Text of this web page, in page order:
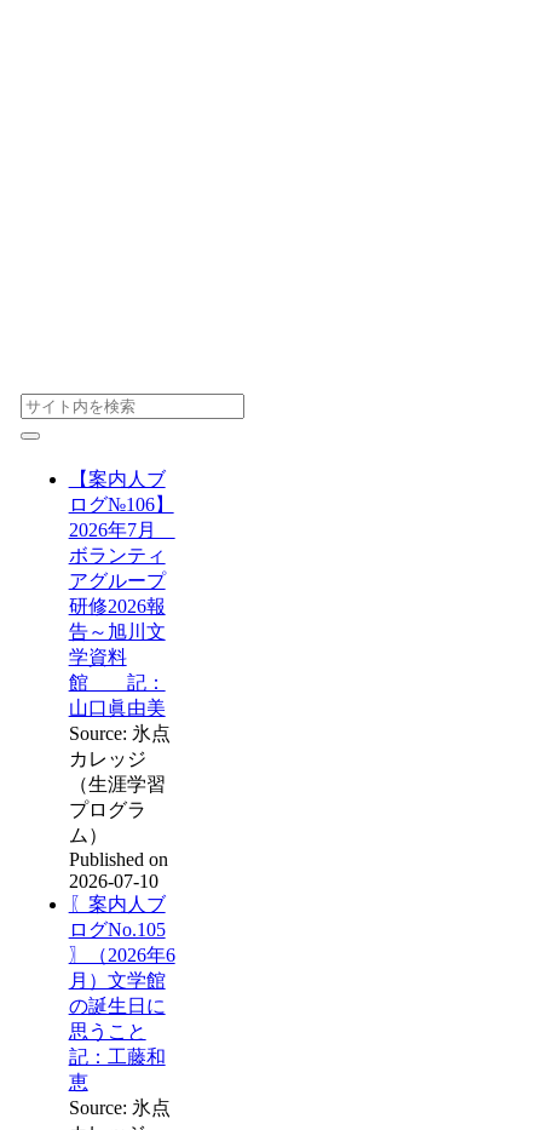
【案内人ブ
ログ№106】
2026年7月
ボランティ
アグループ
研修2026報
告～旭川文
学資料
館 記：
山口眞由美
Source: 氷点
カレッジ
（生涯学習
プログラ
ム）
Published on
2026-07-10
〖案内人ブ
ログNo.105
〗（2026年6
月）文学館
の誕生日に
思うこと
記：工藤和
恵
Source: 氷点